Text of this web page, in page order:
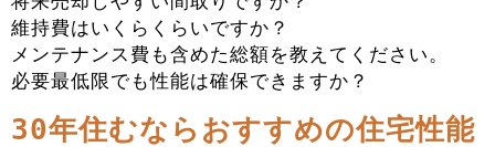
維持費はいくらくらいですか？
メンテナンス費も含めた総額を教えてください。
必要最低限でも性能は確保できますか？
30年住むならおすすめの住宅性能